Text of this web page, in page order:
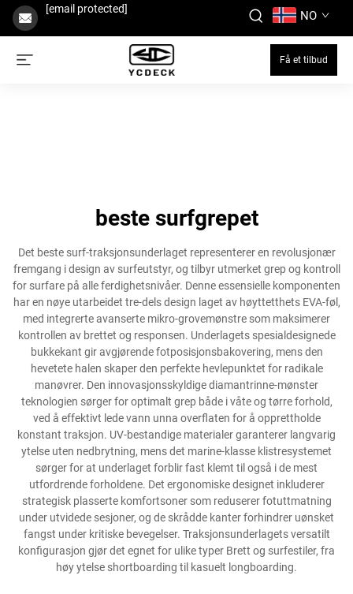
[email protected] NO
Få et tilbud
beste surfgrepet
Det beste surf-traksjonsunderlaget representerer en revolusjonær
fremgang i design av surfeutstyr, og tilbyr utmerket grep og kontroll
for surfare på alle ferdighetsnivåer. Denne essensielle komponenten
har en nøye utarbeidet tre-dels design laget av høyttetthets EVA-føl,
med integrerte avanserte mikro-grovemønstre som maksimerer
kontrollen av brettet og responsen. Underlagets spesialdesignede
bukkekant gir avgjørende fotposisjonsbakovering, mens den
hevetete halen skaper den perfekte hevlepunktet for radikale
manøvrer. Den innovasjonsskyldige diamantrinne-mønster
teknologien sørger for optimalt grep både i våte og tørre forhold,
ved å effektivt lede vann unna overflaten for å opprettholde
konstant traksjon. UV-bestandige materialer garanterer langvarig
ytelse uten nedbrytning, mens det marine-klasse klistresystemet
sørger for at underlaget forblir fast klemt til også i de mest
utfordrende forholdene. Det ergonomiske designet inkluderer
strategisk plasserte komfortsoner som reduserer fotuttmatning
under utvidede sesjoner, og de skrådde kanter forhindrer uønsket
fangst under kritiske bevegelser. Traksjonsunderlagets versatilt
konfigurasjon gjør det egnet for ulike typer Brett og surfestiler, fra
høy ytelse shortboarding til kasuelt longboarding.